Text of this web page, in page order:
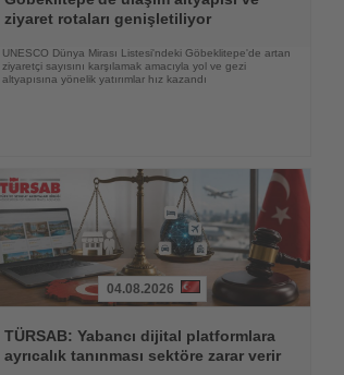
ziyaret rotaları genişletiliyor
UNESCO Dünya Mirası Listesi'ndeki Göbeklitepe'de artan
ziyaretçi sayısını karşılamak amacıyla yol ve gezi
altyapısına yönelik yatırımlar hız kazandı
Oku
04.08.2026
TÜRSAB: Yabancı dijital platformlara
ayrıcalık tanınması sektöre zarar verir